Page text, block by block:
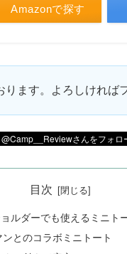
Amazonで探す
ます。よろしければ
目次
ルダーでも使えるミニト
ンとのコラボミニトート